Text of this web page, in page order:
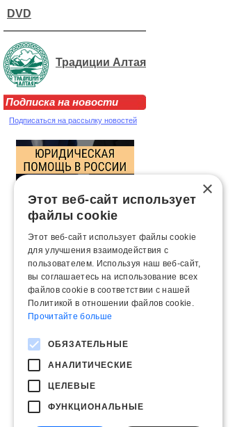
DVD
Традиции Алтая
Подписка на новости
Подписаться на рассылку новостей
×
Этот веб-сайт использует
файлы cookie
Этот веб-сайт использует файлы cookie
для улучшения взаимодействия с
пользователем. Используя наш веб-сайт,
вы соглашаетесь на использование всех
файлов cookie в соответствии с нашей
Политикой в ​​отношении файлов cookie.
Прочитайте больше
ОБЯЗАТЕЛЬНЫЕ
АНАЛИТИЧЕСКИЕ
ЦЕЛЕВЫЕ
ФУНКЦИОНАЛЬНЫЕ